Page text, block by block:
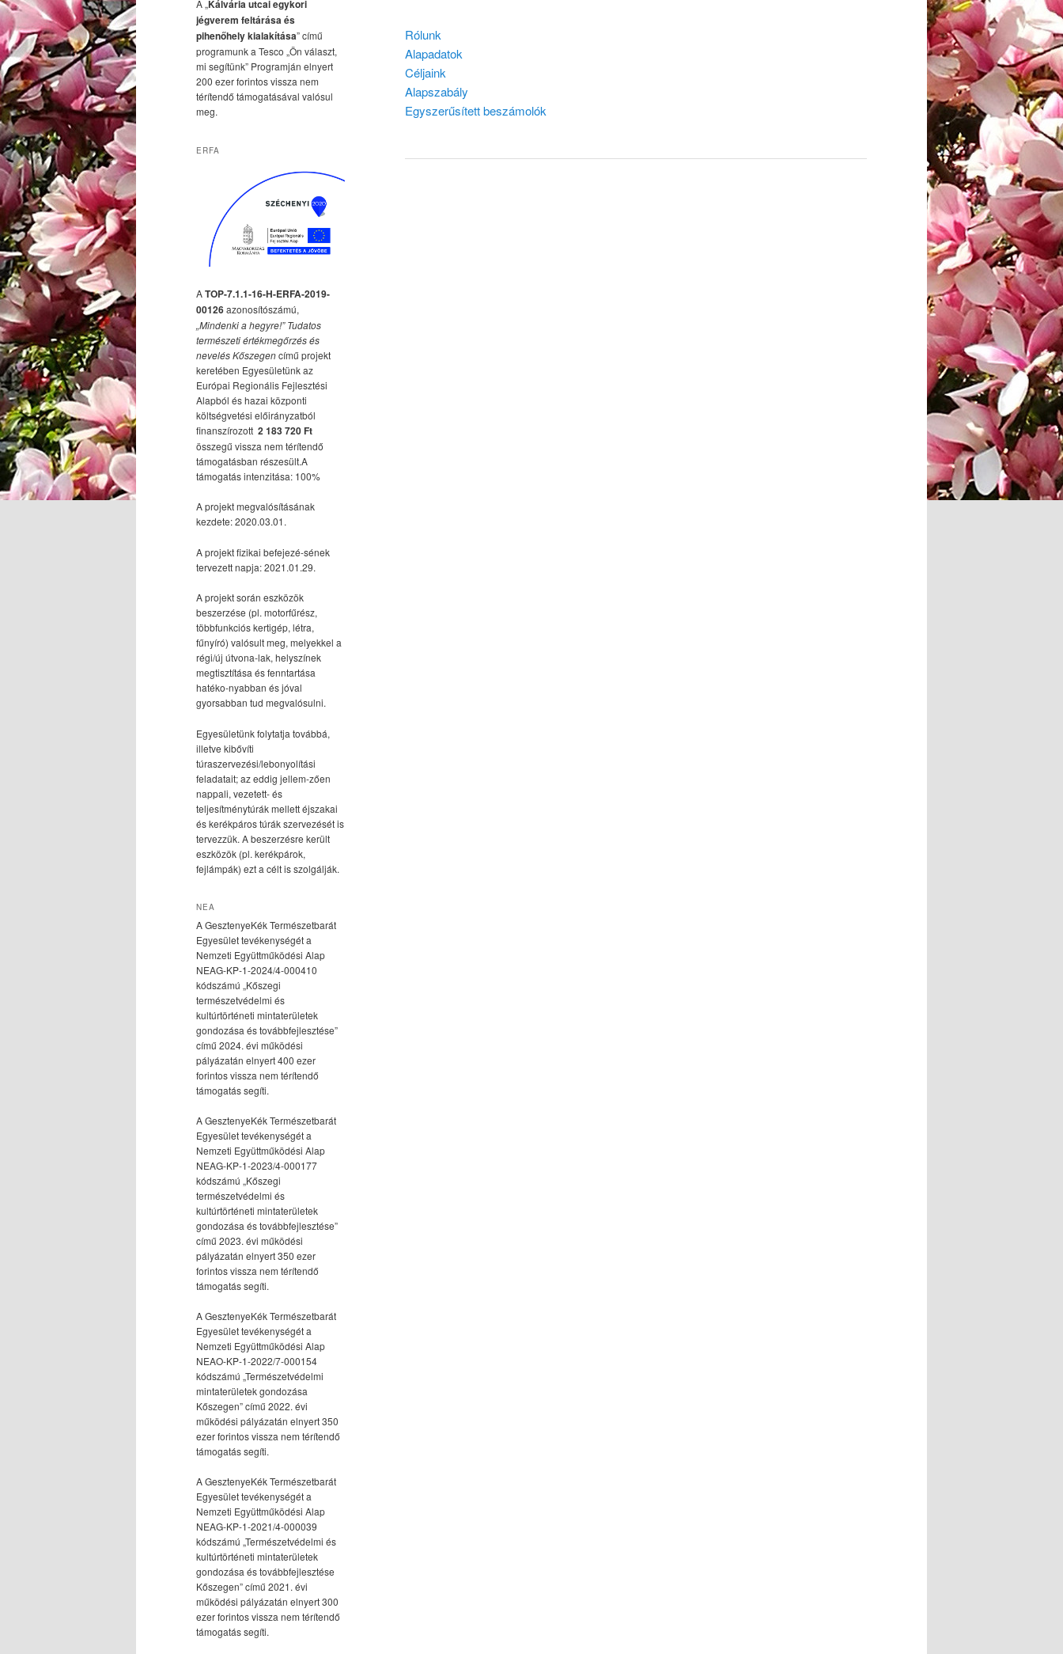
Rólunk
Alapadatok
Céljaink
Alapszabály
Egyszerűsített beszámolók
A „Kálvária utcai egykori
jégverem feltárása és
pihenőhely kialakítása” című
programunk a Tesco „Ön választ,
mi segítünk” Programján elnyert
200 ezer forintos vissza nem
térítendő támogatásával valósul
meg.
ERFA
ATOP-7.1.1-16-H-ERFA-2019-
00126azonosítószámú,
„Mindenki a hegyre!” Tudatos
természeti értékmegőrzés és
nevelés Kőszegencímű projekt
keretében Egyesületünk az
Európai Regionális Fejlesztési
Alapból és hazai központi
költségvetési előirányzatból
finanszírozott 2 183 720 Ft
összegű vissza nem térítendő
támogatásban részesült.A
támogatás intenzitása: 100%
A projekt megvalósításának
kezdete: 2020.03.01.
A projekt fizikai befejezé-sének
tervezett napja: 2021.01.29.
A projekt során eszközök
beszerzése (pl. motorfűrész,
többfunkciós kertigép, létra,
fűnyíró) valósult meg, melyekkel a
régi/új útvona-lak, helyszínek
megtisztítása és fenntartása
hatéko-nyabban és jóval
gyorsabban tud megvalósulni.
Egyesületünk folytatja továbbá,
illetve kibővíti
túraszervezési/lebonyolítási
feladatait; az eddig jellem-zően
nappali, vezetett- és
teljesítménytúrák mellett éjszakai
és kerékpáros túrák szervezését is
tervezzük. A beszerzésre került
eszközök (pl. kerékpárok,
fejlámpák) ezt a célt is szolgálják.
NEA
A GesztenyeKék Természetbarát
Egyesület tevékenységét a
Nemzeti Együttműködési Alap
NEAG-KP-1-2024/4-000410
kódszámú „Kőszegi
természetvédelmi és
kultúrtörténeti mintaterületek
gondozása és továbbfejlesztése”
című 2024. évi működési
pályázatán elnyert 400 ezer
forintos vissza nem térítendő
támogatás segíti.
A GesztenyeKék Természetbarát
Egyesület tevékenységét a
Nemzeti Együttműködési Alap
NEAG-KP-1-2023/4-000177
kódszámú „Kőszegi
természetvédelmi és
kultúrtörténeti mintaterületek
gondozása és továbbfejlesztése”
című 2023. évi működési
pályázatán elnyert 350 ezer
forintos vissza nem térítendő
támogatás segíti.
A GesztenyeKék Természetbarát
Egyesület tevékenységét a
Nemzeti Együttműködési Alap
NEAO-KP-1-2022/7-000154
kódszámú „Természetvédelmi
mintaterületek gondozása
Kőszegen” című 2022. évi
működési pályázatán elnyert 350
ezer forintos vissza nem térítendő
támogatás segíti.
A GesztenyeKék Természetbarát
Egyesület tevékenységét a
Nemzeti Együttműködési Alap
NEAG-KP-1-2021/4-000039
kódszámú „Természetvédelmi és
kultúrtörténeti mintaterületek
gondozása és továbbfejlesztése
Kőszegen” című 2021. évi
működési pályázatán elnyert 300
ezer forintos vissza nem térítendő
támogatás segíti.